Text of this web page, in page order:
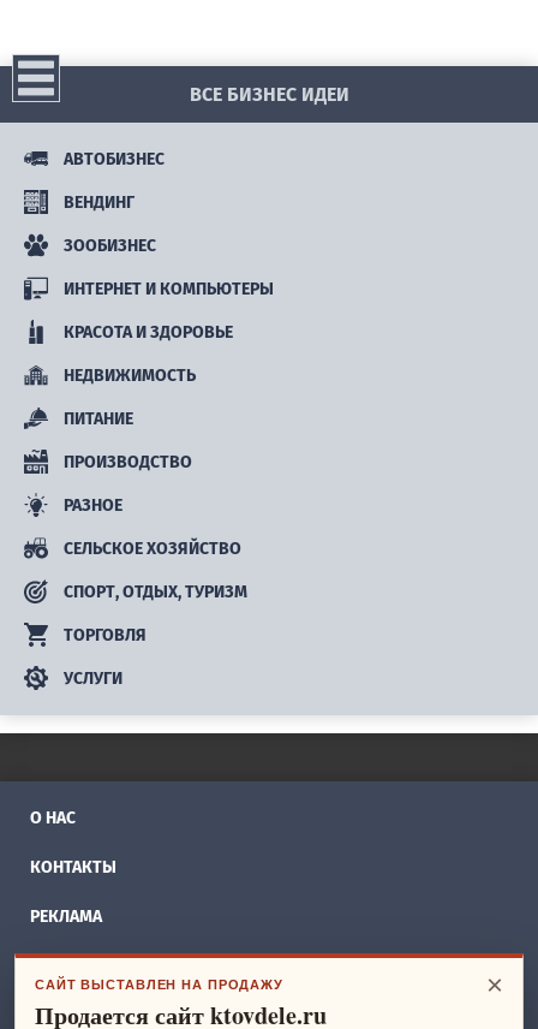
ВСЕ БИЗНЕС ИДЕИ
АВТОБИЗНЕС
ВЕНДИНГ
ЗООБИЗНЕС
ИНТЕРНЕТ И КОМПЬЮТЕРЫ
КРАСОТА И ЗДОРОВЬЕ
НЕДВИЖИМОСТЬ
ПИТАНИЕ
ПРОИЗВОДСТВО
РАЗНОЕ
СЕЛЬСКОЕ ХОЗЯЙСТВО
СПОРТ, ОТДЫХ, ТУРИЗМ
ТОРГОВЛЯ
УСЛУГИ
О НАС
КОНТАКТЫ
РЕКЛАМА
СПРАВОЧНИК
×
САЙТ ВЫСТАВЛЕН НА ПРОДАЖУ
Продается сайт ktovdele.ru